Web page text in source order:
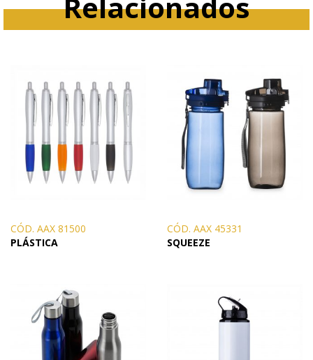
CÓD. AAX 81500
PLÁSTICA
CÓD. AAX 45331
SQUEEZE